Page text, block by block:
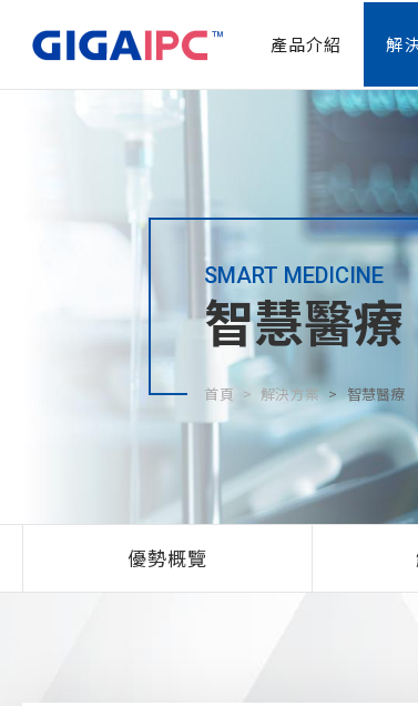
產品介紹 解
SMART MEDICINE
智慧醫療
首頁 解決方案 智慧醫療
優勢概覽